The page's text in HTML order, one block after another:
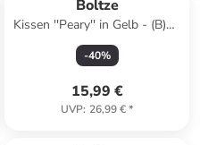
Boltze
Kissen ''Peary'' in Gelb - (B)29
x (H)37 x (T)12 cm
-40%
15,99 €
UVP: 26,99 €*